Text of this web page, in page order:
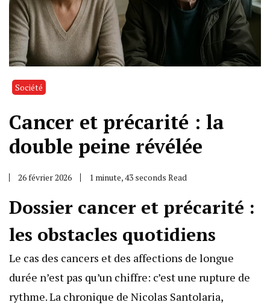
Société
Cancer et précarité : la
double peine révélée
26 février 2026 1 minute, 43 seconds Read
Dossier cancer et précarité :
les obstacles quotidiens
Le cas des cancers et des affections de longue
durée n’est pas qu’un chiffre: c’est une rupture de
rythme. La chronique de Nicolas Santolaria,